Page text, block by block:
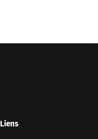
Liens